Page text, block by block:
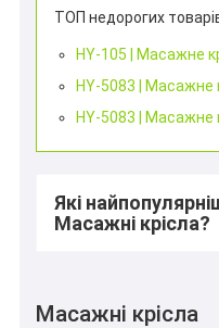
ТОП недорогих
HY-105 | Масажне
HY-5083 | Масажне
HY-5083 | Масажне
Які
Масажні крісла?
Масажні крісла